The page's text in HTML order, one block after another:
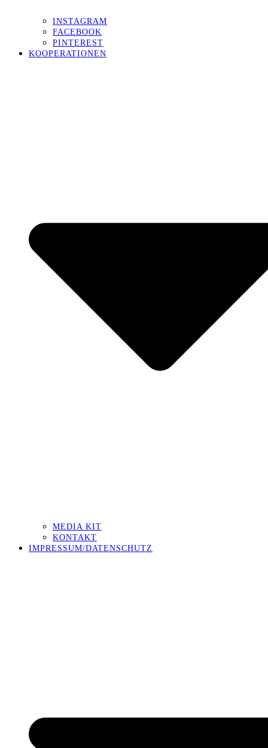
INSTAGRAM
FACEBOOK
PINTEREST
KOOPERATIONEN
MEDIA KIT
KONTAKT
IMPRESSUM/DATENSCHUTZ